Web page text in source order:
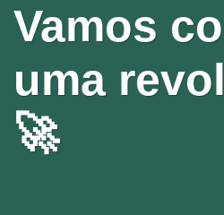
Vamos
uma
🚀